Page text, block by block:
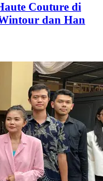
Couture di
dan Han